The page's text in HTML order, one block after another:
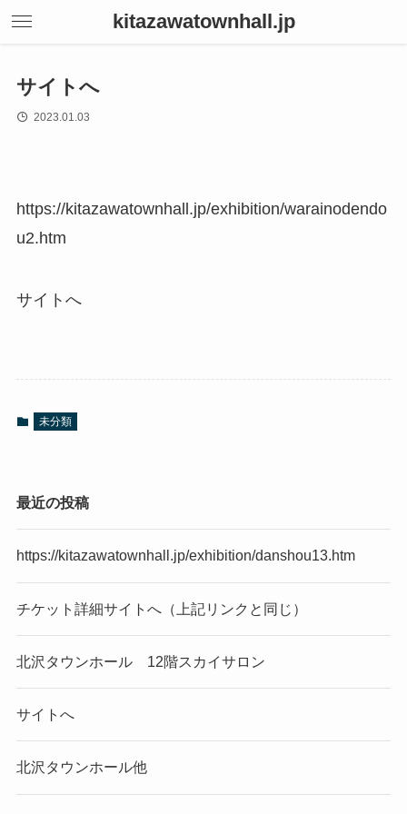
kitazawatownhall.jp
サイトへ
2023.01.03
https://kitazawatownhall.jp/exhibition/warainodendo
u2.htm
サイトへ
未分類
最近の投稿
https://kitazawatownhall.jp/exhibition/danshou13.htm
チケット詳細サイトへ（上記リンクと同じ）
北沢タウンホール 12階スカイサロン
サイトへ
北沢タウンホール他